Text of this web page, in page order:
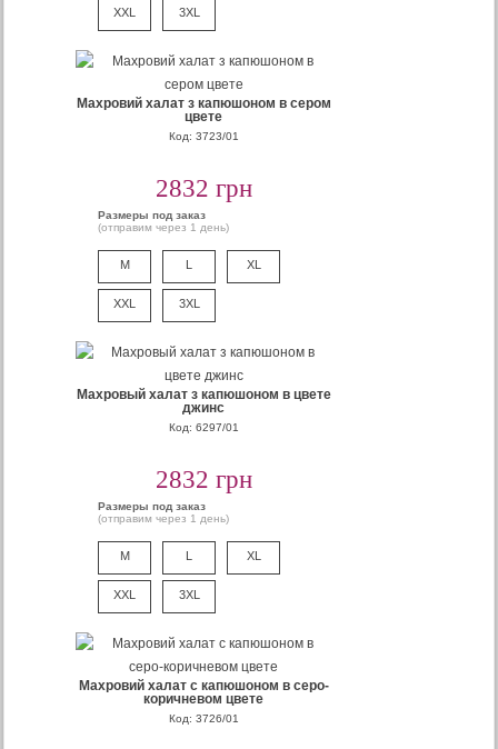
XXL 3XL
Махровий халат з капюшоном в сером
цвете
Код: 3723/01
2832 грн
Размеры под заказ
(отправим через 1 день)
M L XL
XXL 3XL
Махровый халат з капюшоном в цвете
джинс
Код: 6297/01
2832 грн
Размеры под заказ
(отправим через 1 день)
M L XL
XXL 3XL
Махровий халат с капюшоном в серо-
коричневом цвете
Код: 3726/01